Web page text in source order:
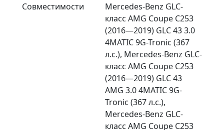
Совместимости
Mercedes-Benz GLC-
класс AMG Coupe C253
(2016—2019) GLC 43 3.0
4MATIC 9G-Tronic (367
л.с.), Mercedes-Benz GLC-
класс AMG Coupe C253
(2016—2019) GLC 43
AMG 3.0 4MATIC 9G-
Tronic (367 л.с.),
Mercedes-Benz GLC-
класс AMG Coupe C253